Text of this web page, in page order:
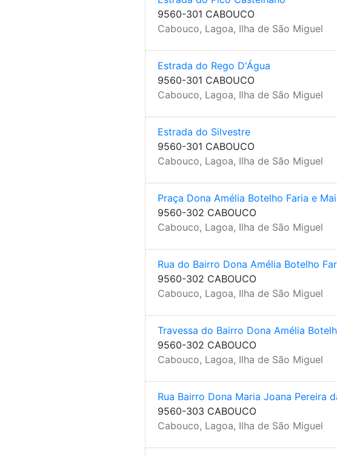
9560-301 CABOUCO
Cabouco, Lagoa, Ilha de São Miguel
Estrada do Rego D'Água
9560-301 CABOUCO
Cabouco, Lagoa, Ilha de São Miguel
Estrada do Silvestre
9560-301 CABOUCO
Cabouco, Lagoa, Ilha de São Miguel
Praça Dona Amélia Botelho Faria e
9560-302 CABOUCO
Cabouco, Lagoa, Ilha de São Miguel
Rua do Bairro Dona Amélia Botelho
9560-302 CABOUCO
Cabouco, Lagoa, Ilha de São Miguel
Travessa do Bairro Dona Amélia
9560-302 CABOUCO
Cabouco, Lagoa, Ilha de São Miguel
Rua Bairro Dona Maria Joana Pereira
9560-303 CABOUCO
Cabouco, Lagoa, Ilha de São Miguel